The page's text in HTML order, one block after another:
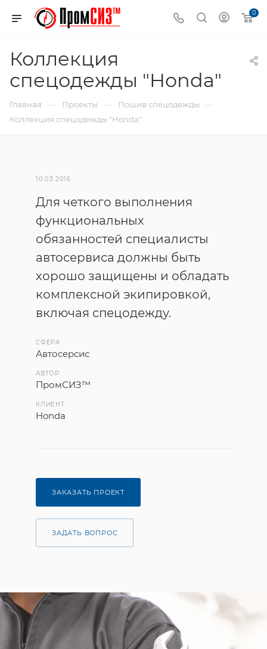
0
Коллекция
спецодежды "Honda"
Главная — Проекты — Пошив спецодежды —
Коллекция спецодежды "Honda"
10.03.2016
Для четкого выполнения
функциональных
обязанностей специалисты
автосервиса должны быть
хорошо защищены и обладать
комплексной экипировкой,
включая спецодежду.
СФЕРА
Автосерсис
АВТОР
ПромСИЗ™
КЛИЕНТ
Honda
ЗАКАЗАТЬ ПРОЕКТ
ЗАДАТЬ ВОПРОС